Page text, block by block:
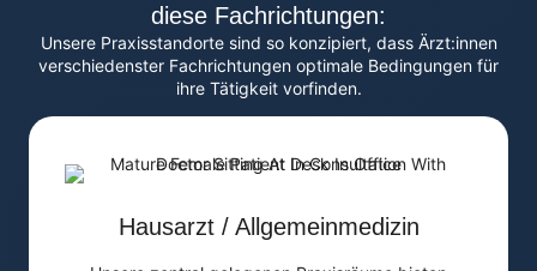
diese Fachrichtungen:
Unsere Praxisstandorte sind so konzipiert, dass Ärzt:innen
verschiedenster Fachrichtungen optimale Bedingungen für
ihre Tätigkeit vorfinden.
Hausarzt / Allgemeinmedizin